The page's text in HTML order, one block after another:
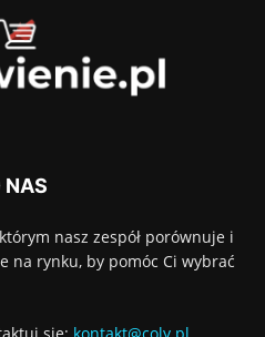
NAS
nasz zespół porównuje i
na rynku, by pomóc Ci wybrać